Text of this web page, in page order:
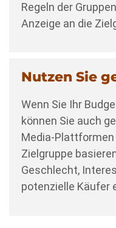
Regeln der
Anzeige an die
Nutzen Sie
Wenn Sie Ihr
können Sie auch
Media-Plattformen
Zielgruppe
Geschlecht,
potenzielle Käufer